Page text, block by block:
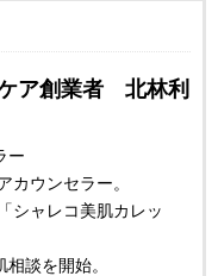
ア創業者 北林利
ー
カウンセラー。
シャレコ美肌カレッ
談を開始。